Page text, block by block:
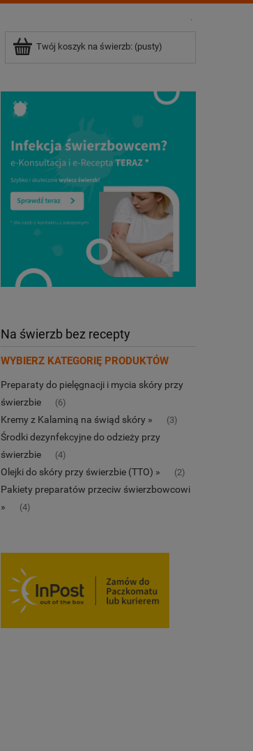
.
Twój koszyk na świerzb: (pusty)
Na świerzb bez recepty
WYBIERZ KATEGORIĘ PRODUKTÓW
Preparaty do pielęgnacji i mycia skóry przy
świerzbie
(6)
Kremy z Kalaminą na świąd skóry » (3)
Środki dezynfekcyjne do odzieży przy
świerzbie
(4)
Olejki do skóry przy świerzbie (TTO) » (2)
Pakiety preparatów przeciw świerzbowcowi
»
(4)